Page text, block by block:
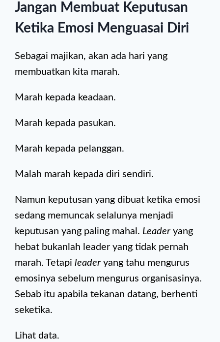
Jangan Membuat Keputusan
Ketika Emosi Menguasai Diri
Sebagai majikan, akan ada hari yang
membuatkan kita marah.
Marah kepada keadaan.
Marah kepada pasukan.
Marah kepada pelanggan.
Malah marah kepada diri sendiri.
Namun keputusan yang dibuat ketika emosi
sedang memuncak selalunya menjadi
keputusan yang paling mahal. Leader yang
hebat bukanlah leader yang tidak pernah
marah. Tetapi leader yang tahu mengurus
emosinya sebelum mengurus organisasinya.
Sebab itu apabila tekanan datang, berhenti
seketika.
Lihat data.